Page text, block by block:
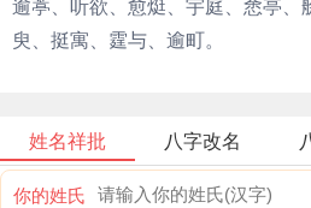
臾、挺寓、霆与、逾町。
姓名祥批 八字改名
你的姓氏